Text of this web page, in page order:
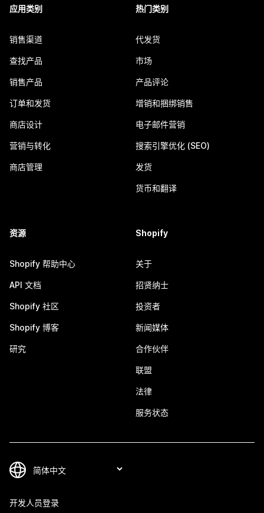
应用类别
销售渠道
查找产品
销售产品
订单和发货
商店设计
营销与转化
商店管理
热门类别
代发货
市场
产品评论
增销和捆绑销售
电子邮件营销
搜索引擎优化 (SEO)
发货
货币和翻译
资源
Shopify 帮助中心
API 文档
Shopify 社区
Shopify 博客
研究
Shopify
关于
招贤纳士
投资者
新闻媒体
合作伙伴
联盟
法律
服务状态
开发人员登录